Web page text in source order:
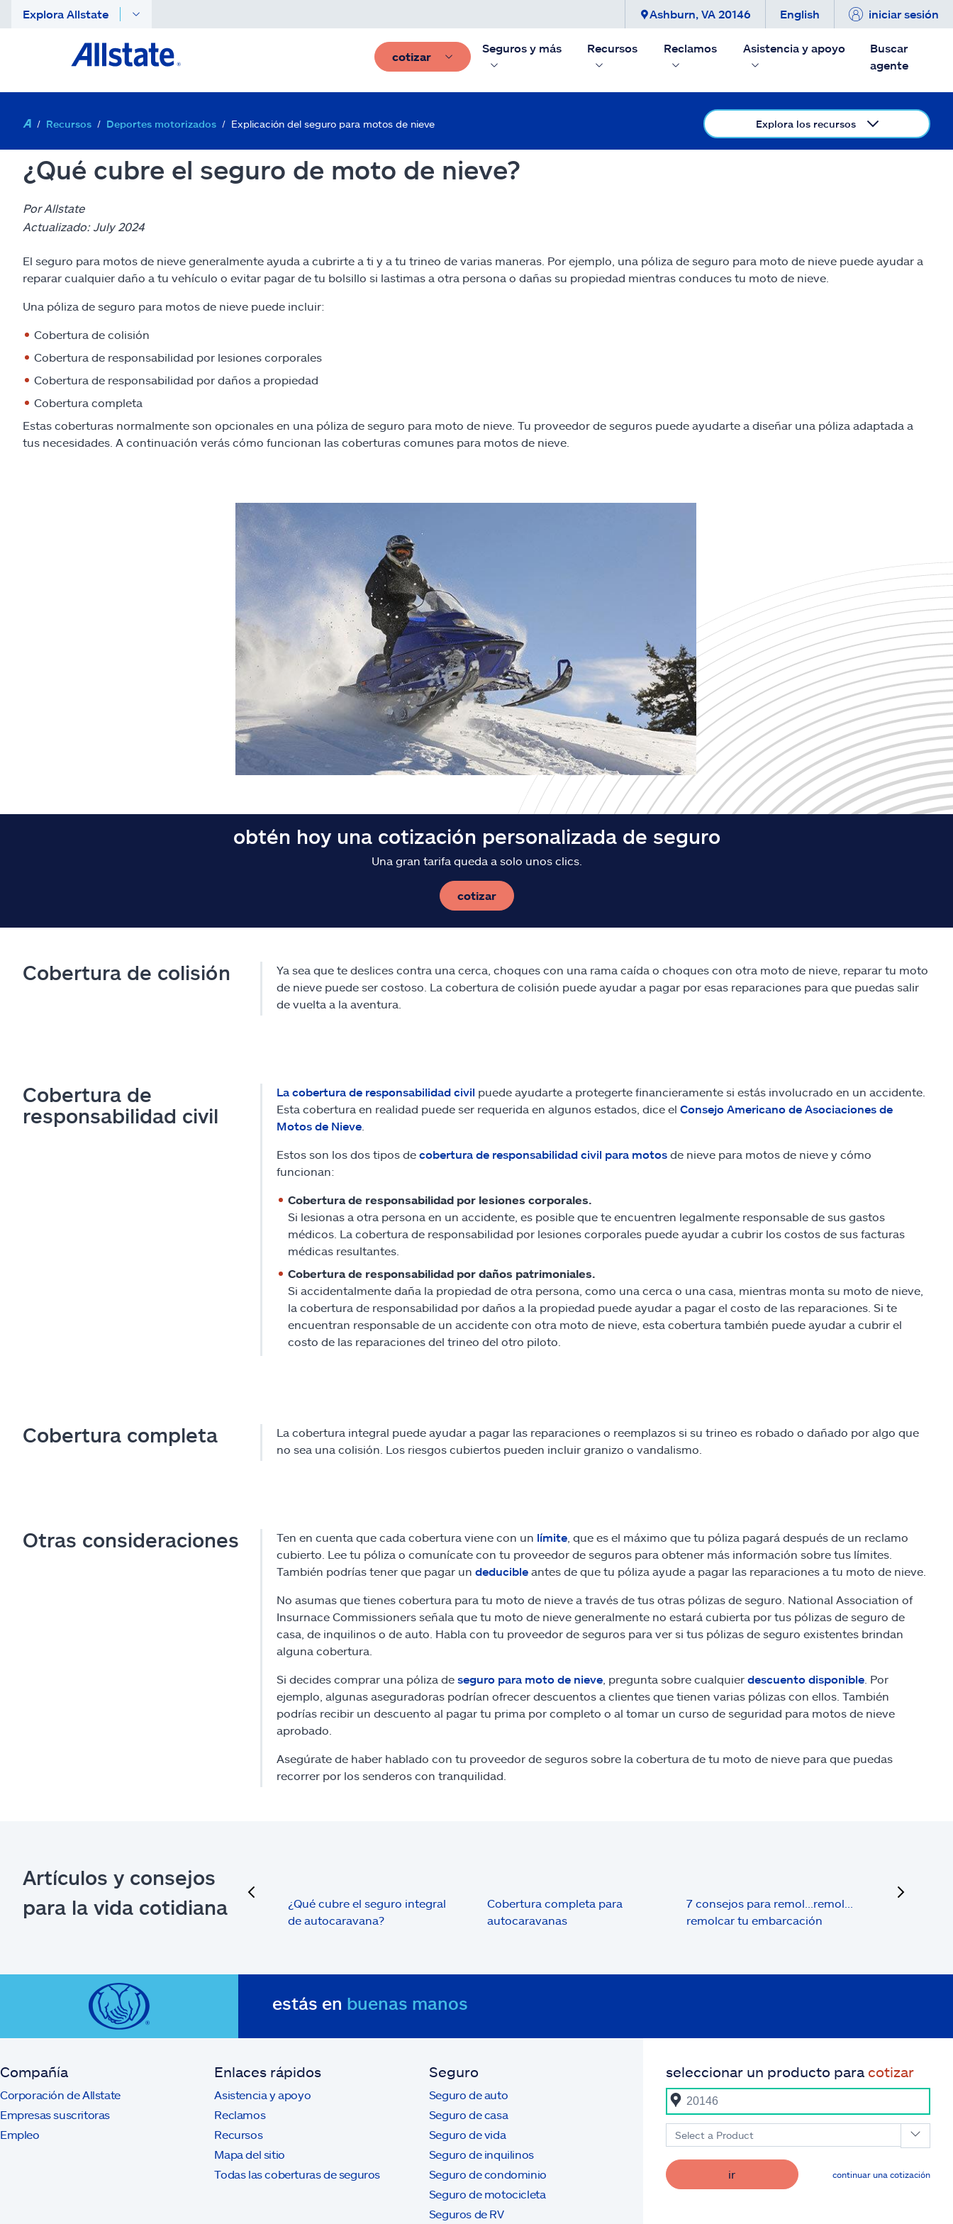
Explora Allstate Ashburn, VA 20146 English iniciar sesión
cotizar
Seguros y más Recursos Reclamos Asistencia y apoyo
Buscar
agente
Recursos Deportes motorizados Explicación del seguro para motos de nieve Explora los recursos
¿Qué cubre el seguro de moto de nieve?
Por Allstate
Actualizado: July 2024
El seguro para motos de nieve generalmente ayuda a cubrirte a ti y a tu trineo de varias maneras. Por ejemplo, una póliza de seguro para moto de nieve puede ayudar a
reparar cualquier daño a tu vehículo o evitar pagar de tu bolsillo si lastimas a otra persona o dañas su propiedad mientras conduces tu moto de nieve.
Una póliza de seguro para motos de nieve puede incluir:
Cobertura de colisión
Cobertura de responsabilidad por lesiones corporales
Cobertura de responsabilidad por daños a propiedad
Cobertura completa
Estas coberturas normalmente son opcionales en una póliza de seguro para moto de nieve. Tu proveedor de seguros puede ayudarte a diseñar una póliza adaptada a
tus necesidades. A continuación verás cómo funcionan las coberturas comunes para motos de nieve.
obtén hoy una cotización personalizada de seguro
Una gran tarifa queda a solo unos clics.
cotizar
Cobertura de colisión
Ya sea que te deslices contra una cerca, choques con una rama caída o choques con otra moto de nieve, reparar tu moto
de nieve puede ser costoso. La cobertura de colisión puede ayudar a pagar por esas reparaciones para que puedas salir
de vuelta a la aventura.
Cobertura de
responsabilidad civil
La cobertura de responsabilidad civil puede ayudarte a protegerte financieramente si estás involucrado en un accidente.
Esta cobertura en realidad puede ser requerida en algunos estados, dice el Consejo Americano de Asociaciones de
Motos de Nieve.
Estos son los dos tipos de cobertura de responsabilidad civil para motosde nieve para motos de nieve y cómo
funcionan:
Cobertura de responsabilidad por lesiones corporales.
Si lesionas a otra persona en un accidente, es posible que te encuentren legalmente responsable de sus gastos
médicos. La cobertura de responsabilidad por lesiones corporales puede ayudar a cubrir los costos de sus facturas
médicas resultantes.
Cobertura de responsabilidad por daños patrimoniales.
Si accidentalmente daña la propiedad de otra persona, como una cerca o una casa, mientras monta su moto de nieve,
la cobertura de responsabilidad por daños a la propiedad puede ayudar a pagar el costo de las reparaciones. Si te
encuentran responsable de un accidente con otra moto de nieve, esta cobertura también puede ayudar a cubrir el
costo de las reparaciones del trineo del otro piloto.
Cobertura completa
La cobertura integral puede ayudar a pagar las reparaciones o reemplazos si su trineo es robado o dañado por algo que
no sea una colisión. Los riesgos cubiertos pueden incluir granizo o vandalismo.
Otras consideraciones Ten en cuenta que cada cobertura viene con un límite, que es el máximo que tu póliza pagará después de un reclamo
cubierto. Lee tu póliza o comunícate con tu proveedor de seguros para obtener más información sobre tus límites.
También podrías tener que pagar un deducibleantes de que tu póliza ayude a pagar las reparaciones a tu moto de nieve.
No asumas que tienes cobertura para tu moto de nieve a través de tus otras pólizas de seguro. National Association of
Insurnace Commissioners señala que tu moto de nieve generalmente no estará cubierta por tus pólizas de seguro de
casa, de inquilinos o de auto. Habla con tu proveedor de seguros para ver si tus pólizas de seguro existentes brindan
alguna cobertura.
Si decides comprar una póliza de seguro para moto de nieve, pregunta sobre cualquier descuento disponible. Por
ejemplo, algunas aseguradoras podrían ofrecer descuentos a clientes que tienen varias pólizas con ellos. También
podrías recibir un descuento al pagar tu prima por completo o al tomar un curso de seguridad para motos de nieve
aprobado.
Asegúrate de haber hablado con tu proveedor de seguros sobre la cobertura de tu moto de nieve para que puedas
recorrer por los senderos con tranquilidad.
Artículos y consejos
para la vida cotidiana
¿Qué cubre el seguro integral
de autocaravana?
Cobertura completa para
autocaravanas
7 consejos para remol…remol…
remolcar tu embarcación
next
estás en buenas manos
Compañía
Corporación de Allstate
Empresas suscritoras
Empleo
Enlaces rápidos
Asistencia y apoyo
Reclamos
Recursos
Mapa del sitio
Todas las coberturas de seguros
Seguro
Seguro de auto
Seguro de casa
Seguro de vida
Seguro de inquilinos
Seguro de condominio
Seguro de motocicleta
Seguros de RV
seleccionar un producto para cotizar
Select a Product
ir continuar una cotización